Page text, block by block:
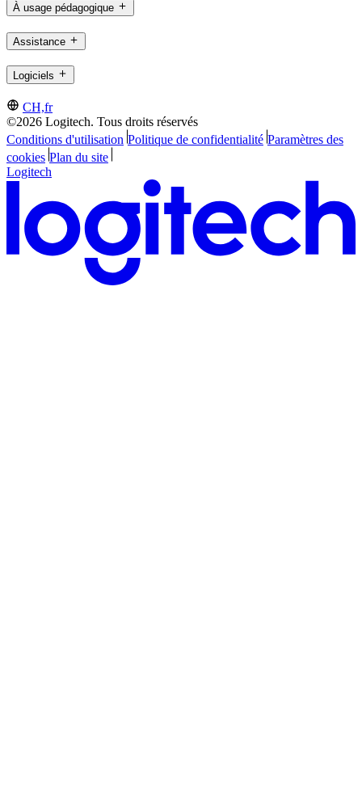
À usage pédagogique
Assistance
Logiciels
CH,fr
©2026 Logitech. Tous droits réservés
Conditions d'utilisation Politique de confidentialité Paramètres des
cookies Plan du site
Logitech